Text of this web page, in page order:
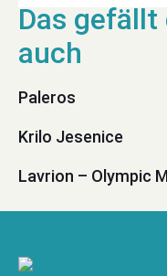
Paleros
Krilo Jesenice
Lavrion – Olympic